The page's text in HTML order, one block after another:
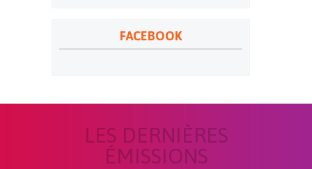
FACEBOOK
LES DERNIÈRES
ÉMISSIONS